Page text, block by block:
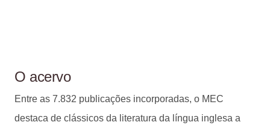
O acervo
Entre as 7.832 publicações incorporadas, o MEC
destaca de clássicos da literatura da língua inglesa a